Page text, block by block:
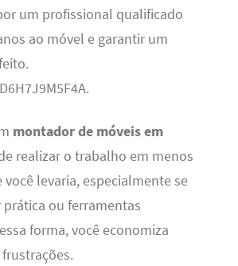
um profissional qualificado
ao móvel e garantir um
montador de móveis em
realizar o trabalho em menos
levaria, especialmente se
prática ou ferramentas
forma, você economiza